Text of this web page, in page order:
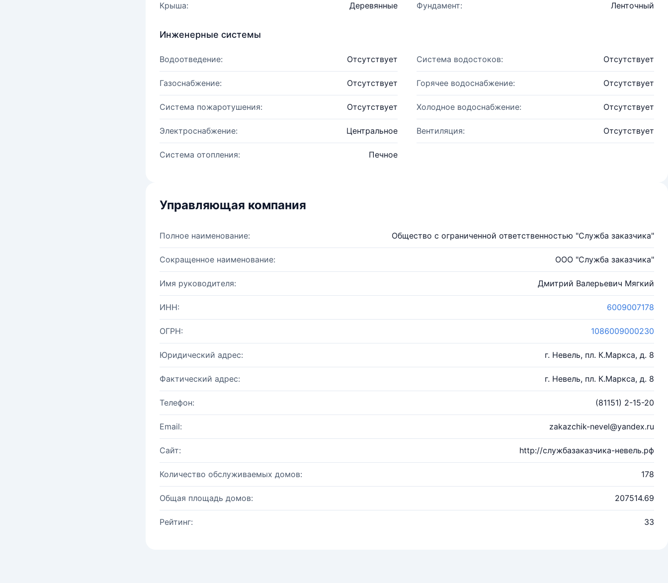
Крыша: Деревянные Фундамент: Ленточный
Инженерные системы
Водоотведение: Отсутствует Система водостоков: Отсутствует
Газоснабжение: Отсутствует Горячее водоснабжение: Отсутствует
Система пожаротушения: Отсутствует Холодное водоснабжение: Отсутствует
Электроснабжение: Центральное Вентиляция: Отсутствует
Система отопления: Печное
Управляющая компания
Полное наименование: Общество с ограниченной ответственностью "Служба заказчика"
Сокращенное наименование: ООО "Служба заказчика"
Имя руководителя: Дмитрий Валерьевич Мягкий
ИНН: 6009007178
ОГРН: 1086009000230
Юридический адрес: г. Невель, пл. К.Маркса, д. 8
Фактический адрес: г. Невель, пл. К.Маркса, д. 8
Телефон: (81151) 2-15-20
Email: zakazchik-nevel@yandex.ru
Сайт: http://службазаказчика-невель.рф
Количество обслуживаемых домов: 178
Общая площадь домов: 207514.69
Рейтинг: 33